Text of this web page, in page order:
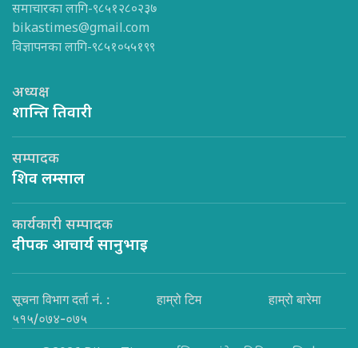
समाचारका लागि-९८५१२८०२३७
bikastimes@gmail.com
विज्ञापनका लागि-९८५१०५५१९९
अध्यक्ष
शान्ति तिवारी
सम्पादक
शिव लम्साल
कार्यकारी सम्पादक
दीपक आचार्य सानुभाइ
सूचना विभाग दर्ता नं. :
५१५/०७४-०७५
हाम्रो टिम हाम्रो बारेमा